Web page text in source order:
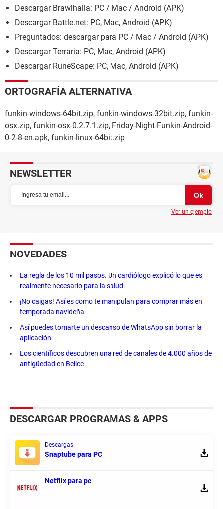
Descargar Brawlhalla: PC / Mac / Android (APK)
Descargar Battle.net: PC, Mac, Android (APK)
Preguntados: descargar para PC / Mac / Android (APK)
Descargar Terraria: PC, Mac, Android (APK)
Descargar RuneScape: PC, Mac, Android (APK)
ORTOGRAFÍA ALTERNATIVA
funkin-windows-64bit.zip, funkin-windows-32bit.zip, funkin-
osx.zip, funkin-osx-0.2.7.1.zip, Friday-Night-Funkin-Android-
0-2-8-en.apk, funkin-linux-64bit.zip
NEWSLETTER
Ver un ejemplo
NOVEDADES
La regla de los 10 mil pasos. Un cardiólogo explicó lo que es
realmente necesario para la salud
¡No caigas! Así es como te manipulan para comprar más en
temporada navideña
Así puedes tomarte un descanso de WhatsApp sin borrar la
aplicación
Los científicos descubren una red de canales de 4.000 años de
antigüedad en Belice
DESCARGAR PROGRAMAS & APPS
Descargas
Snaptube para PC
Netflix para pc